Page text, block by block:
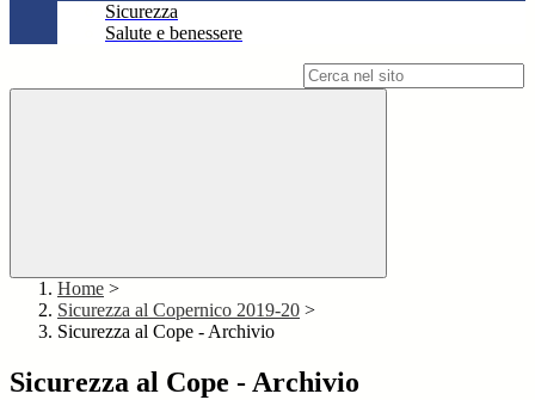
Sicurezza
Salute e benessere
Home >
Sicurezza al Copernico 2019-20 >
Sicurezza al Cope - Archivio
Sicurezza al Cope - Archivio